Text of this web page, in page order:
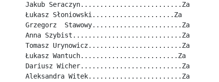
Jakub Seraczyn..........................Za
Łukasz Słoniowski.....................Za
Grzegorz  Stawowy.......................Za
Anna Szybist............................Za
Tomasz Urynowicz........................Za
Łukasz Wantuch.........................Za
Dariusz Wicher..........................Za
Aleksandra Witek........................Za